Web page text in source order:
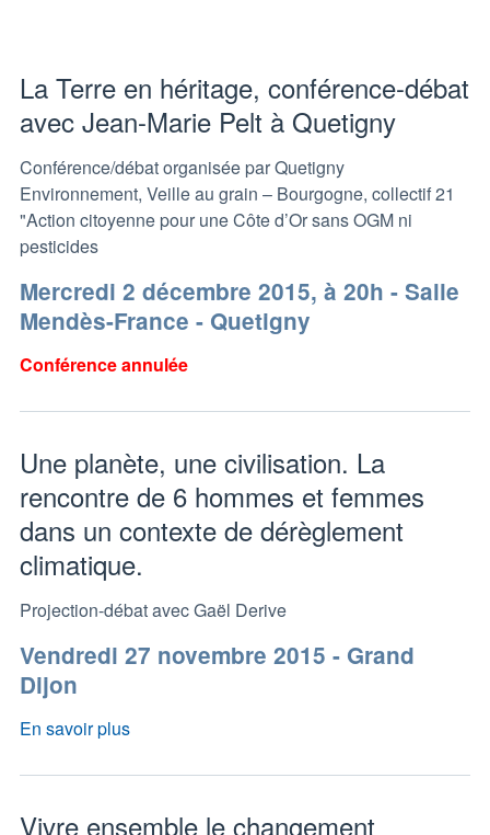
La Terre en héritage, conférence-débat
avec Jean-Marie Pelt à Quetigny
Conférence/débat organisée par Quetigny
Environnement, Veille au grain – Bourgogne, collectif 21
"Action citoyenne pour une Côte d’Or sans OGM ni
pesticides
Mercredi 2 décembre 2015, à 20h - Salle
Mendès-France - Quetigny
Conférence annulée
Une planète, une civilisation. La
rencontre de 6 hommes et femmes
dans un contexte de dérèglement
climatique.
Projection-débat avec Gaël Derive
Vendredi 27 novembre 2015 - Grand
Dijon
En savoir plus
Vivre ensemble le changement